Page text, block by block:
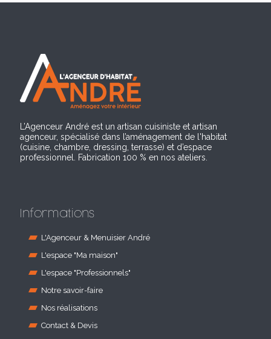
L’Agenceur André est un artisan cuisiniste et artisan
agenceur, spécialisé dans l’aménagement de l'habitat
(cuisine, chambre, dressing, terrasse) et d’espace
professionnel. Fabrication 100 % en nos ateliers.
Informations
L'Agenceur & Menuisier André
L'espace "Ma maison"
L'espace "Professionnels"
Notre savoir-faire
Nos réalisations
Contact & Devis